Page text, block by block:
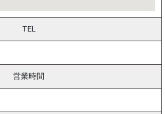
TEL
営業時間